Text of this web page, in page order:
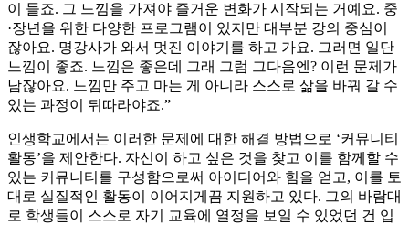
이 들죠. 그 느낌을 가져야 즐거운 변화가 시작되는 거예요. 중
·장년을 위한 다양한 프로그램이 있지만 대부분 강의 중심이
잖아요. 명강사가 와서 멋진 이야기를 하고 가요. 그러면 일단
느낌이 좋죠. 느낌은 좋은데 그래 그럼 그다음엔? 이런 문제가
남잖아요. 느낌만 주고 마는 게 아니라 스스로 삶을 바꿔 갈 수
있는 과정이 뒤따라야죠.”
인생학교에서는 이러한 문제에 대한 해결 방법으로 ‘커뮤니티
활동’을 제안한다. 자신이 하고 싶은 것을 찾고 이를 함께할 수
있는 커뮤니티를 구성함으로써 아이디어와 힘을 얻고, 이를 토
대로 실질적인 활동이 이어지게끔 지원하고 있다. 그의 바람대
로 학생들이 스스로 자기 교육에 열정을 보일 수 있었던 건 입